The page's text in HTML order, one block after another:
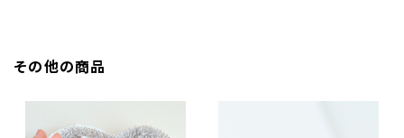
その他の商品